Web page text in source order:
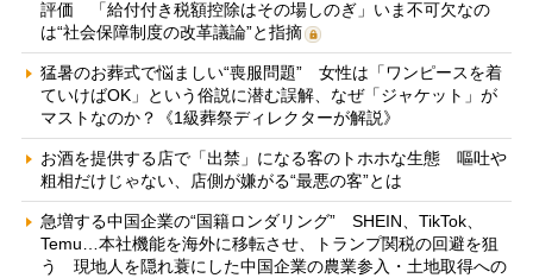
評価 「給付付き税額控除はその場しのぎ」いま不可欠なの
は“社会保障制度の改革議論”と指摘
猛暑のお葬式で悩ましい“喪服問題” 女性は「ワンピースを着
ていけばOK」という俗説に潜む誤解、なぜ「ジャケット」が
マストなのか？《1級葬祭ディレクターが解説》
お酒を提供する店で「出禁」になる客のトホホな生態 嘔吐や
粗相だけじゃない、店側が嫌がる“最悪の客”とは
急増する中国企業の“国籍ロンダリング” SHEIN、TikTok、
Temu…本社機能を海外に移転させ、トランプ関税の回避を狙
う 現地人を隠れ蓑にした中国企業の農業参入・土地取得への